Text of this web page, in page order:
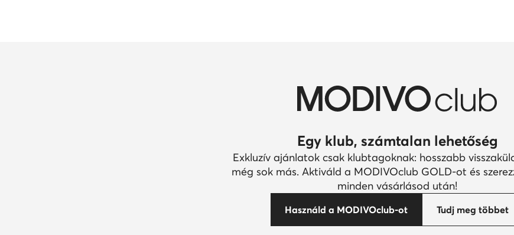
Egy klub, számtalan lehetőség
Exkluzív ajánlatok csak klubtagoknak: hosszabb
még sok más. Aktiváld a MODIVOclub GOLD-ot és
minden vásárlásod után!
Használd a MODIVOclub-ot Tudj meg többet